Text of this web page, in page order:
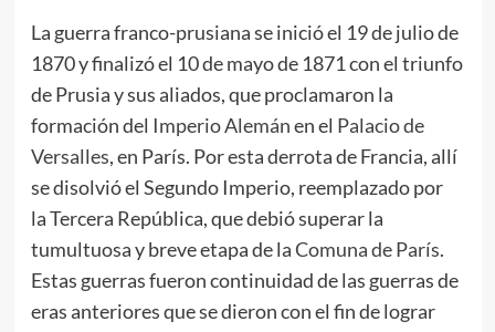
La guerra franco-prusiana se inició el 19 de julio de
1870 y finalizó el 10 de mayo de 1871 con el triunfo
de Prusia y sus aliados, que proclamaron la
formación del Imperio Alemánen el Palacio de
Versalles, en París. Por esta derrota de Francia, allí
se disolvió el Segundo Imperio, reemplazado por
la Tercera República, que debió superar la
tumultuosa y breve etapa de laComuna de París.
Estas guerras fueron continuidad de las guerras de
eras anteriores que se dieron con el fin de lograr